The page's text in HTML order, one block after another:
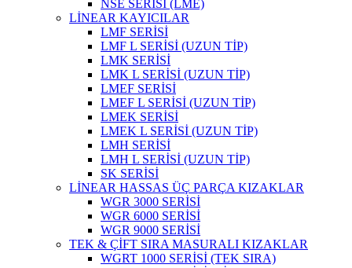
NSE SERİSİ (LME)
LİNEAR KAYICILAR
LMF SERİSİ
LMF L SERİSİ (UZUN TİP)
LMK SERİSİ
LMK L SERİSİ (UZUN TİP)
LMEF SERİSİ
LMEF L SERİSİ (UZUN TİP)
LMEK SERİSİ
LMEK L SERİSİ (UZUN TİP)
LMH SERİSİ
LMH L SERİSİ (UZUN TİP)
SK SERİSİ
LİNEAR HASSAS ÜÇ PARÇA KIZAKLAR
WGR 3000 SERİSİ
WGR 6000 SERİSİ
WGR 9000 SERİSİ
TEK & ÇİFT SIRA MASURALI KIZAKLAR
WGRT 1000 SERİSİ (TEK SIRA)